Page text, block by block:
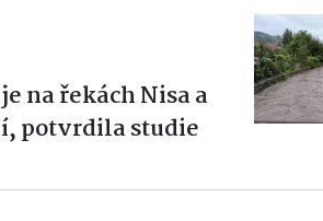
na řekách Nisa a
potvrdila studie